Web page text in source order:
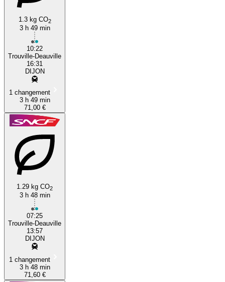
1.3 kg CO2
3 h 49 min
10:22
Trouville-Deauville
16:31
DIJON
1 changement
3 h 49 min
71,00 €
1.29 kg CO2
3 h 48 min
07:25
Trouville-Deauville
13:57
DIJON
1 changement
3 h 48 min
71,60 €